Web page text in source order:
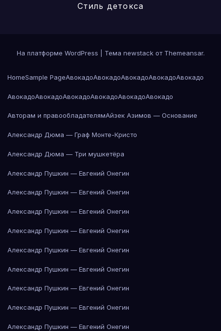
Стиль детокса
На платформе WordPress Тема newstack от Themeansar.
HomeSample PageАвокадоАвокадоАвокадоАвокадоАвокадо
АвокадоАвокадоАвокадоАвокадоАвокадоАвокадо
Авторам и правообладателямАйзек Азимов — Основание
Александр Дюма — Граф Монте-Кристо
Александр Дюма — Три мушкетёра
Александр Пушкин — Евгений Онегин
Александр Пушкин — Евгений Онегин
Александр Пушкин — Евгений Онегин
Александр Пушкин — Евгений Онегин
Александр Пушкин — Евгений Онегин
Александр Пушкин — Евгений Онегин
Александр Пушкин — Евгений Онегин
Александр Пушкин — Евгений Онегин
Александр Пушкин — Евгений Онегин